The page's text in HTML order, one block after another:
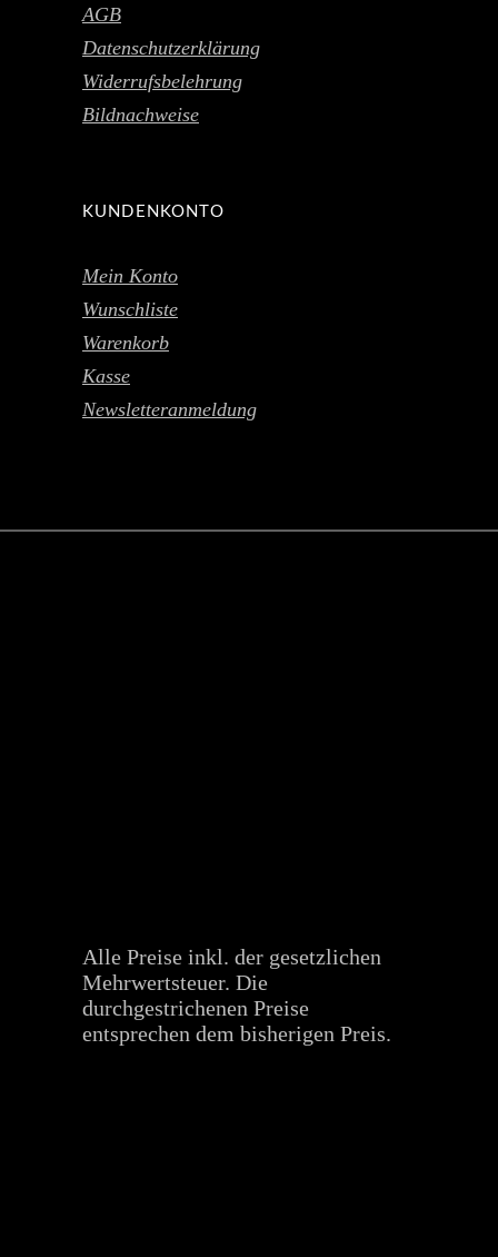
AGB
Datenschutzerklärung
Widerrufsbelehrung
Bildnachweise
KUNDENKONTO
Mein Konto
Wunschliste
Warenkorb
Kasse
Newsletteranmeldung
Alle Preise inkl. der gesetzlichen
Mehrwertsteuer. Die
durchgestrichenen Preise
entsprechen dem bisherigen Preis.